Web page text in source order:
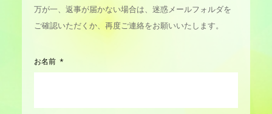
万が一、返事が届かない場合は、迷惑メールフォルダを
ご確認いただくか、再度ご連絡をお願いいたします。
お名前